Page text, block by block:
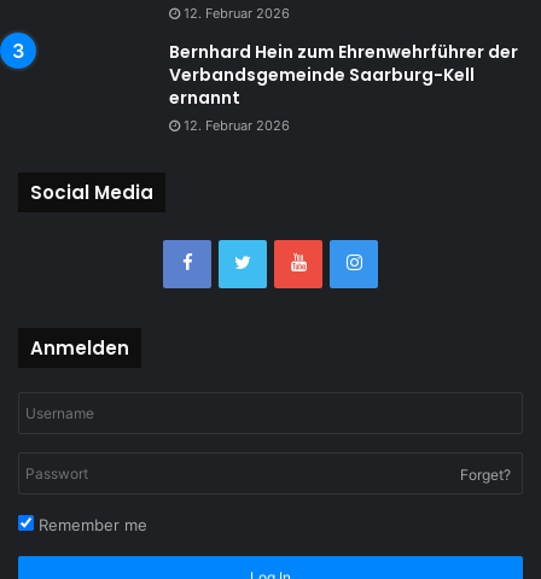
12. Februar 2026
Bernhard Hein zum Ehrenwehrführer der
Verbandsgemeinde Saarburg-Kell
ernannt
12. Februar 2026
Social Media
Anmelden
Forget?
Remember me